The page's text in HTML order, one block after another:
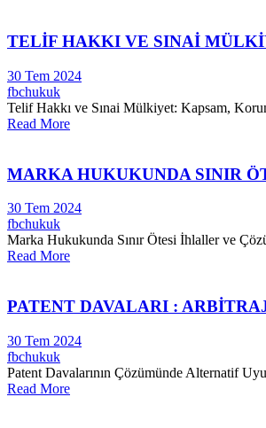
TELİF HAKKI VE SINAİ
30 Tem 2024
fbchukuk
Telif Hakkı ve Sınai Mülkiyet: Kapsam,
Read More
MARKA HUKUKUNDA SINIR
30 Tem 2024
fbchukuk
Marka Hukukunda Sınır Ötesi İhlaller ve
Read More
PATENT DAVALARI :
30 Tem 2024
fbchukuk
Patent Davalarının Çözümünde Alternatif
Read More